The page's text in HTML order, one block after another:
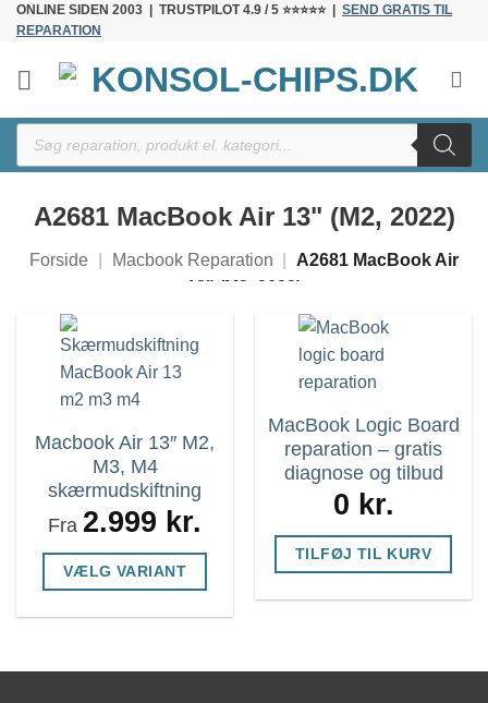
Fortsæt
indhold
ONLINE SIDEN 2003 | TRUSTPILOT 4.9 / 5 ⭐⭐⭐⭐⭐ | SEND GRATIS TIL
REPARATION
Products
search
A2681 MacBook Air 13" (M2, 2022)
Forside Macbook Reparation
A2681 MacBook Air
13" (M2, 2022)
Macbook Air 13″ M2,
M3, M4
skærmudskiftning
Fra 2.999 kr.
VÆLG VARIANT
MacBook Logic Board
reparation – gratis
diagnose og tilbud
0 kr.
TILFØJ TIL KURV